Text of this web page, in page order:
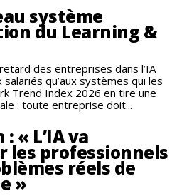
système
du Learning &
des entreprises dans l’IA
qu’aux systèmes qui les
Trend Index 2026 en tire une
: toute entreprise doit...
« L’IA va
les professionnels
réels de
»